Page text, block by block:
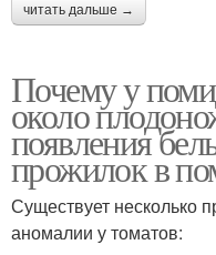
читать дальше →
Почему у
около
появления
прожилок в
Существует несколько
аномалии у томатов: